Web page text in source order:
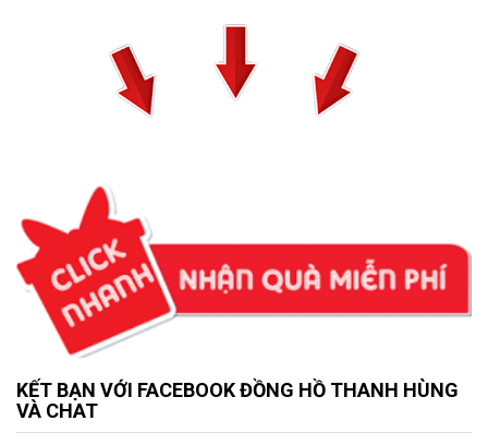
KẾT BẠN VỚI FACEBOOK ĐỒNG HỒ THANH HÙNG
VÀ CHAT